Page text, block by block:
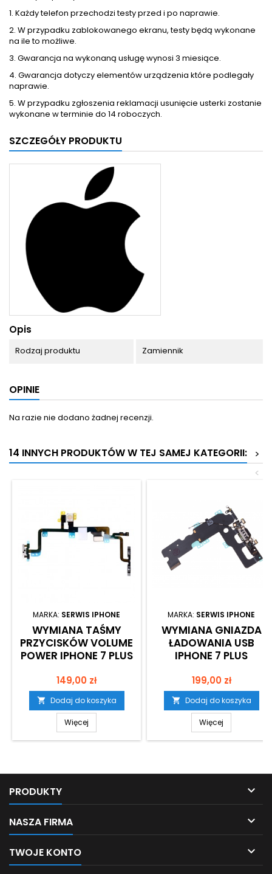
1. Każdy telefon przechodzi testy przed i po naprawie.
2. W przypadku zablokowanego ekranu, testy będą wykonane
na ile to możliwe.
3. Gwarancja na wykonaną usługę wynosi 3 miesiące.
4. Gwarancja dotyczy elementów urządzenia które podlegały
naprawie.
5. W przypadku zgłoszenia reklamacji usunięcie usterki zostanie
wykonane w terminie do 14 roboczych.
SZCZEGÓŁY PRODUKTU
Opis
Rodzaj produktu Zamiennik
OPINIE
Na razie nie dodano żadnej recenzji.
14 INNYCH PRODUKTÓW W TEJ SAMEJ KATEGORII: >
<
MARKA: SERWIS IPHONE
WYMIANA TAŚMY
PRZYCISKÓW VOLUME
POWER IPHONE 7 PLUS
Cena
149,00 zł
 Dodaj do koszyka
Więcej
MARKA: SERWIS IPHONE
WYMIANA GNIAZDA
ŁADOWANIA USB
IPHONE 7 PLUS
Cena
199,00 zł
 Dodaj do koszyka
Więcej
PRODUKTY 
NASZA FIRMA 
TWOJE KONTO 